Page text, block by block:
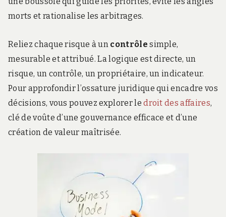
morts et rationalise les arbitrages.
Reliez chaque risque à un contrôle simple,
mesurable et attribué. La logique est directe, un
risque, un contrôle, un propriétaire, un indicateur.
Pour approfondir l’ossature juridique qui encadre vos
décisions, vous pouvez explorer ledroit des affaires,
clé de voûte d’une gouvernance efficace et d’une
création de valeur maîtrisée.